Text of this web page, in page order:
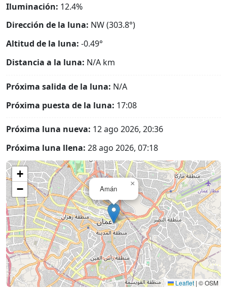
Iluminación: 12.4%
Dirección de la luna: NW (303.8°)
Altitud de la luna: -0.49°
Distancia a la luna: N/A km
Próxima salida de la luna: N/A
Próxima puesta de la luna: 17:08
Próxima luna nueva: 12 ago 2026, 20:36
Próxima luna llena: 28 ago 2026, 07:18
Amán
×
+
−
Leaflet | © OSM